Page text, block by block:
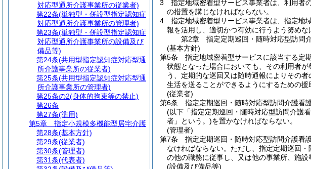
3
指定地域密着型サービス事業者は、利用者
の措置を講じなければならない。
4
指定地域密着型サービス事業者は、指定地
報を活用し、適切かつ有効に行うよう努めな
第2章
指定定期巡回・随時対応型訪問
(基本方針)
第5条
指定地域密着型サービスに該当する定
状態となった場合においても、その利用者
う、定期的な巡回又は随時通報によりその
生活を送ることができるようにするための
(従業者)
第6条
指定定期巡回・随時対応型訪問介護看
(以下「指定定期巡回・随時対応型訪問介護
者」という。)を置かなければならない。
(管理者)
第7条
指定定期巡回・随時対応型訪問介護看
なければならない。 ただし、指定定期巡回
の他の職務に従事し、又は他の事業所、施
(設備及び備品等)
対応型通所介護事業所の従業者)
第22条(単独型・併設型指定認知症
対応型通所介護事業所の管理者)
第23条(単独型・併設型指定認知症
対応型通所介護事業所の設備及び
備品等)
第24条(共用型指定認知症対応型通
所介護事業所の従業者)
第25条(共用型指定認知症対応型通
所介護事業所の管理者)
第25条の2(身体的拘束等の禁止)
第26条
第27条(準用)
第5章
指定小規模多機能型居宅介護
第28条(基本方針)
第29条(従業者)
第30条(管理者)
第31条(代表者)